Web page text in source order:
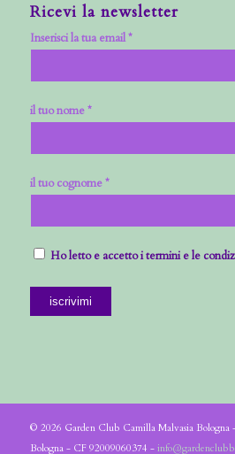
Ricevi la newsletter
Inserisci la tua email *
il tuo nome *
il tuo cognome *
Ho letto e accetto i termini e le
© 2026 Garden Club Camilla Malvasia Bologna
Bologna - CF 92009060374 -